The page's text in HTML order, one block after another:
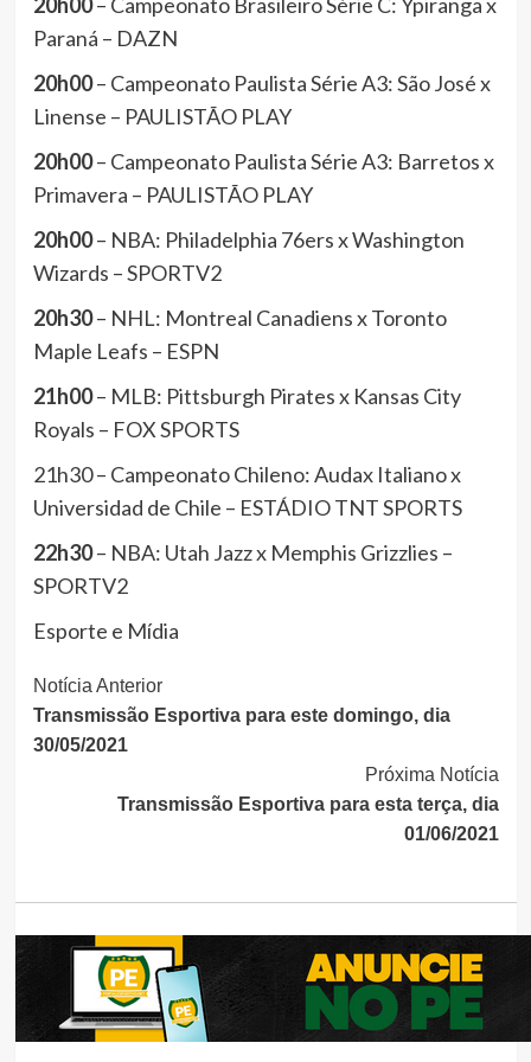
Paraná – DAZN
20h00– Campeonato Paulista Série A3: São José x
Linense – PAULISTÃO PLAY
20h00– Campeonato Paulista Série A3: Barretos x
Primavera – PAULISTÃO PLAY
20h00– NBA: Philadelphia 76ers x Washington
Wizards – SPORTV2
20h30– NHL: Montreal Canadiens x Toronto
Maple Leafs – ESPN
21h00– MLB: Pittsburgh Pirates x Kansas City
Royals – FOX SPORTS
21h30 – Campeonato Chileno: Audax Italiano x
Universidad de Chile – ESTÁDIO TNT SPORTS
22h30– NBA: Utah Jazz x Memphis Grizzlies –
SPORTV2
Esporte e Mídia
Continue
Lendo
Notícia Anterior
Transmissão Esportiva para este domingo, dia
30/05/2021
Próxima Notícia
Transmissão Esportiva para esta terça, dia
01/06/2021